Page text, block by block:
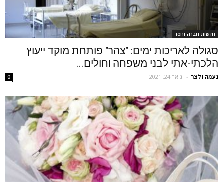
חדשות חברה וחסד
סגולה לאריכות ימים: "צהר" פותחת מוקד ייעוץ
הלכתי-אתי לבני משפחה וחולים...
נעמה זלצר - ינואר 24, 2021 0